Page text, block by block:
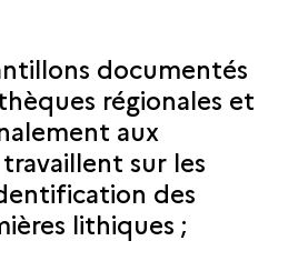
documentés
régionales et
aux
sur les
des
lithiques ;